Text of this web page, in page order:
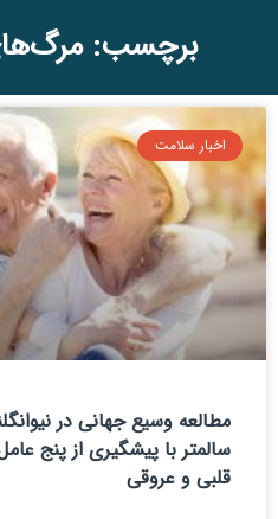
برچسب:
اخبار سلامت
مطالعه وسیع جهانی در
سالمتر با پیشگیری از پنج
قلبی و عروقی